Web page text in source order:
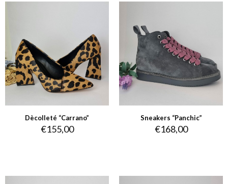
Dècolleté “Carrano”
€155,00
Sneakers “Panchic”
€168,00